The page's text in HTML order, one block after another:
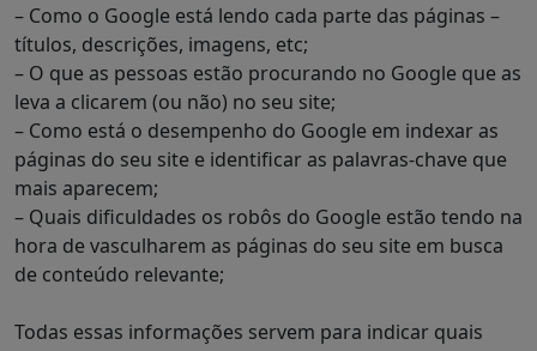
– Como o Google está lendo cada parte das páginas –
títulos, descrições, imagens, etc;
– O que as pessoas estão procurando no Google que as
leva a clicarem (ou não) no seu site;
– Como está o desempenho do Google em indexar as
páginas do seu site e identificar as palavras-chave que
mais aparecem;
– Quais dificuldades os robôs do Google estão tendo na
hora de vasculharem as páginas do seu site em busca
de conteúdo relevante;
Todas essas informações servem para indicar quais